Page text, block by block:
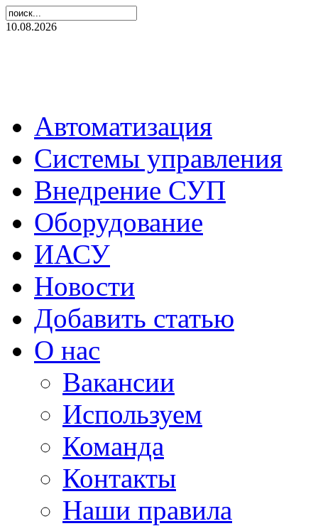
10.08.2026
Автоматизация
Системы управления
Внедрение СУП
Оборудование
ИАСУ
Новости
Добавить статью
О нас
Вакансии
Используем
Команда
Контакты
Наши правила